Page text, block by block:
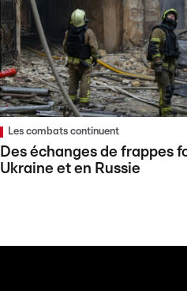
Les combats continuent
Des échanges de frappes
Ukraine et en Russie